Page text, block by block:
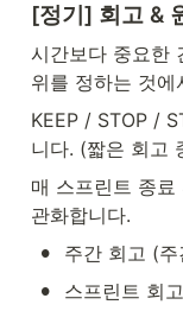
[정기] 회고 &
시간보다 중요한
위를 정하는 것에
KEEP / STOP /
니다. (짧은 회고
매 스프린트 종료
관화합니다.
• 주간 회고 (
• 스프린트 회